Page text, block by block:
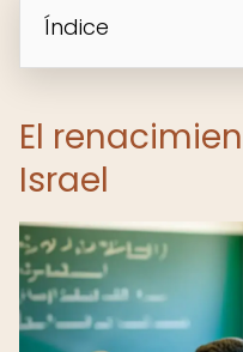
Índice
El
Israel